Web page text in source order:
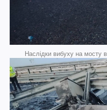
Наслідки вибуху на